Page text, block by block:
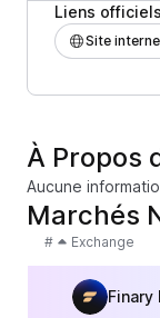
Liens officiels
Site
À Propos
Aucune
Marchés
# Exchange
Finary